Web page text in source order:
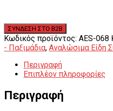
Κωδικός προϊόντος: AES-068
- Παξιμάδια, Αναλώσιμα Είδη
Περιγραφή
Επιπλέον πληροφορίες
Περιγραφή